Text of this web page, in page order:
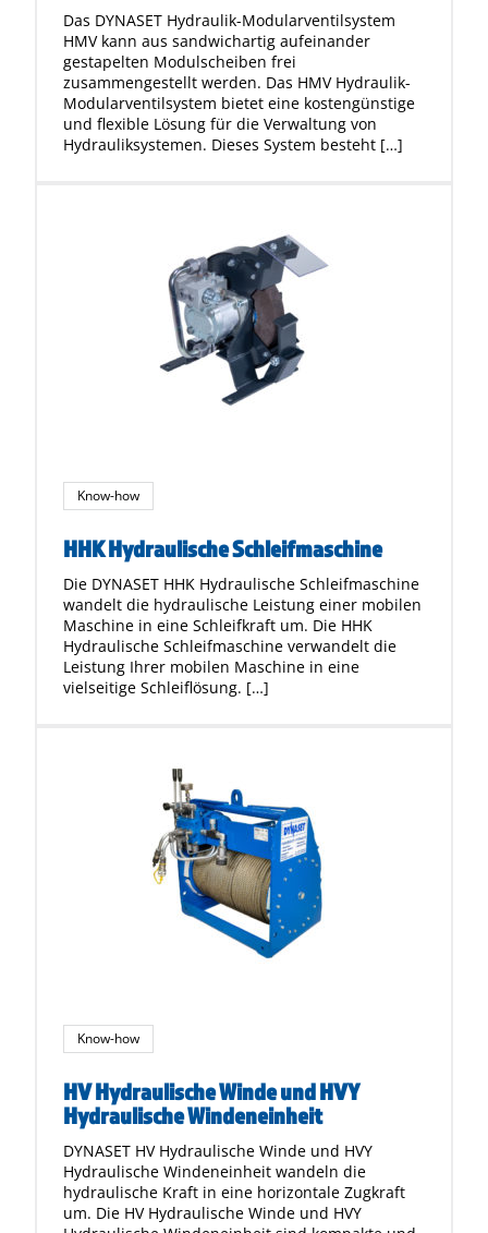
Das DYNASET Hydraulik-Modularventilsystem
HMV kann aus sandwichartig aufeinander
gestapelten Modulscheiben frei
zusammengestellt werden. Das HMV Hydraulik-
Modularventilsystem bietet eine kostengünstige
und flexible Lösung für die Verwaltung von
Hydrauliksystemen. Dieses System besteht […]
Know-how
HHK Hydraulische Schleifmaschine
Die DYNASET HHK Hydraulische Schleifmaschine
wandelt die hydraulische Leistung einer mobilen
Maschine in eine Schleifkraft um. Die HHK
Hydraulische Schleifmaschine verwandelt die
Leistung Ihrer mobilen Maschine in eine
vielseitige Schleiflösung. […]
Know-how
HV Hydraulische Winde und HVY
Hydraulische Windeneinheit
DYNASET HV Hydraulische Winde und HVY
Hydraulische Windeneinheit wandeln die
hydraulische Kraft in eine horizontale Zugkraft
um. Die HV Hydraulische Winde und HVY